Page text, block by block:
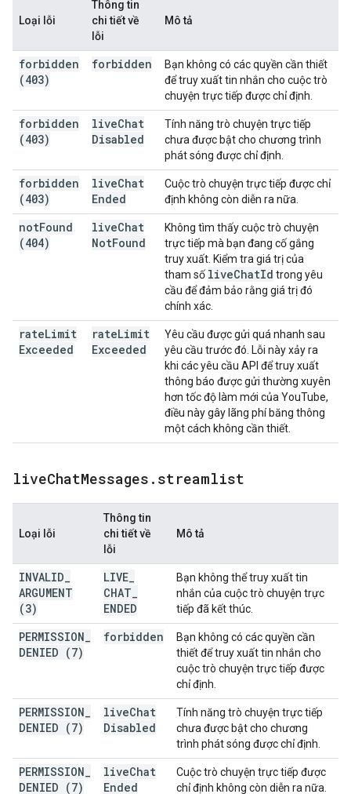
Loại lỗi
Thông tin
chi tiết về
lỗi
Mô tả
forbidden
(403)
forbidden
Bạn không có các quyền cần thiết
để truy xuất tin nhắn cho cuộc trò
chuyện trực tiếp được chỉ định.
forbidden
(403)
liveChat
Disabled
Tính năng trò chuyện trực tiếp
chưa được bật cho chương trình
phát sóng được chỉ định.
forbidden
(403)
liveChat
Ended
Cuộc trò chuyện trực tiếp được chỉ
định không còn diễn ra nữa.
notFound
(404)
liveChat
NotFound
Không tìm thấy cuộc trò chuyện
trực tiếp mà bạn đang cố gắng
truy xuất. Kiểm tra giá trị của
tham số liveChatId trong yêu
cầu để đảm bảo rằng giá trị đó
chính xác.
rateLimit
Exceeded
rateLimit
Exceeded
Yêu cầu được gửi quá nhanh sau
yêu cầu trước đó. Lỗi này xảy ra
khi các yêu cầu API để truy xuất
thông báo được gửi thường xuyên
hơn tốc độ làm mới của YouTube,
điều này gây lãng phí băng thông
một cách không cần thiết.
liveChatMessages . streamlist
Loại lỗi
Thông tin
chi tiết về
lỗi
Mô tả
INVALID
ARGUMENT
(3)
LIVE
CHAT
ENDED
Bạn không thể truy xuất tin
nhắn của cuộc trò chuyện trực
tiếp đã kết thúc.
PERMISSION
DENIED (7)
forbidden
Bạn không có các quyền cần
thiết để truy xuất tin nhắn cho
cuộc trò chuyện trực tiếp được
chỉ định.
PERMISSION
DENIED (7)
liveChat
Disabled
Tính năng trò chuyện trực tiếp
chưa được bật cho chương
trình phát sóng được chỉ định.
PERMISSION
DENIED (7)
liveChat
Ended
Cuộc trò chuyện trực tiếp được
chỉ định không còn diễn ra nữa.